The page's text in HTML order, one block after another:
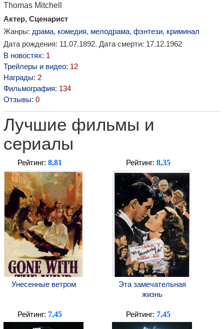
Thomas Mitchell
Актер, Сценарист
Жанры: драма, комедия, мелодрама, фэнтези, криминал
Дата рождения: 11.07.1892. Дата смерти: 17.12.1962
В новостях: 1
Трейлеры и видео: 12
Награды: 2
Фильмография: 134
Отзывы: 0
Лучшие фильмы и
сериалы
Рейтинг: 8,81
Унесенные ветром
Рейтинг: 8,35
Эта замечательная
жизнь
Рейтинг: 7,45 Рейтинг: 7,45